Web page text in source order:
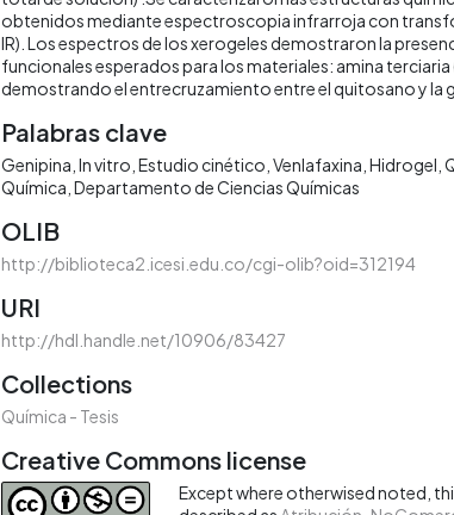
obtenidos mediante espectroscopia infrarroja con
IR). Los espectros de los xerogeles demostraron la
funcionales esperados para los materiales: amina terciaria
demostrando el entrecruzamiento entre el quitosano y la
Palabras clave
Genipina In vitro Estudio cinético Venlafaxina Hidrogel
Química Departamento de Ciencias Químicas
OLIB
http://biblioteca2.icesi.edu.co/cgi-olib?oid=312194
URI
http://hdl.handle.net/10906/83427
Collections
Química - Tesis
Creative Commons license
Except where otherwised noted,